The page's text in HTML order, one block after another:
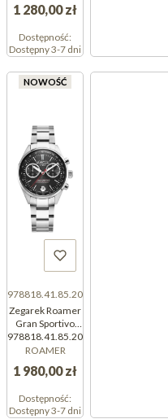
1 280,00 zł
Dostępność:
Dostępny 3-7 dni
NOWOŚĆ
978818.41.85.20
Zegarek Roamer
Gran Sportivo
978818.41.85.20
(978818418520)
ROAMER
1 980,00 zł
Dostępność:
Dostępny 3-7 dni